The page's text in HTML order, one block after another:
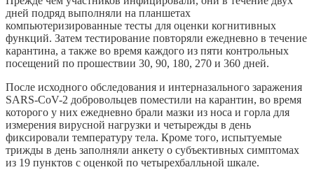
дней подряд выполняли на планшетах
компьютеризированные тесты для оценки когнитивных
функций. Затем тестирование повторяли ежедневно в течение
карантина, а также во время каждого из пяти контрольных
посещений по прошествии 30, 90, 180, 270 и 360 дней.
После исходного обследования и интерназального заражения
SARS-CoV-2 добровольцев поместили на карантин, во время
которого у них ежедневно брали мазки из носа и горла для
измерения вирусной нагрузки и четырежды в день
фиксировали температуру тела. Кроме того, испытуемые
трижды в день заполняли анкету о субъективных симптомах
из 19 пунктов с оценкой по четырехбалльной шкале.